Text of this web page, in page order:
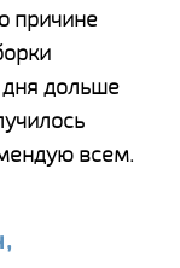
причине
дня дольше
всем.